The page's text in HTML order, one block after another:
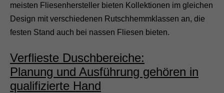
meisten Fliesenhersteller bieten Kollektionen im gleichen
Design mit verschiedenen Rutschhemmklassen an, die
festen Stand auch bei nassen Fliesen bieten.
Verflieste Duschbereiche:
Planung und Ausführung gehören in
qualifizierte Hand